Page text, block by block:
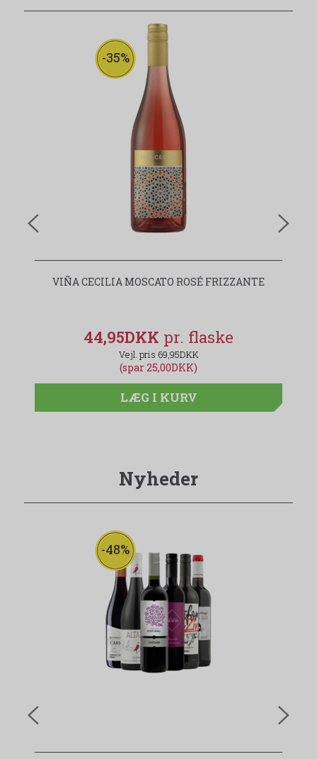
-35%
VIÑA CECILIA MOSCATO ROSÉ FRIZZANTE
44,95DKK
69,95DKK
(spar 25,00DKK)
LÆG I KURV
Nyheder
-48%